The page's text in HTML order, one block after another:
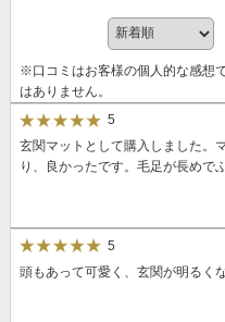
※口コミはお客様の個人的な感想
はありません。
5
玄関マットとして購入しました。
り、良かったです。毛足が長めで
5
頭もあって可愛く、玄関が明るく